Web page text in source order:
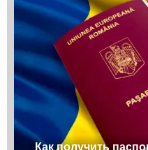
Как получить